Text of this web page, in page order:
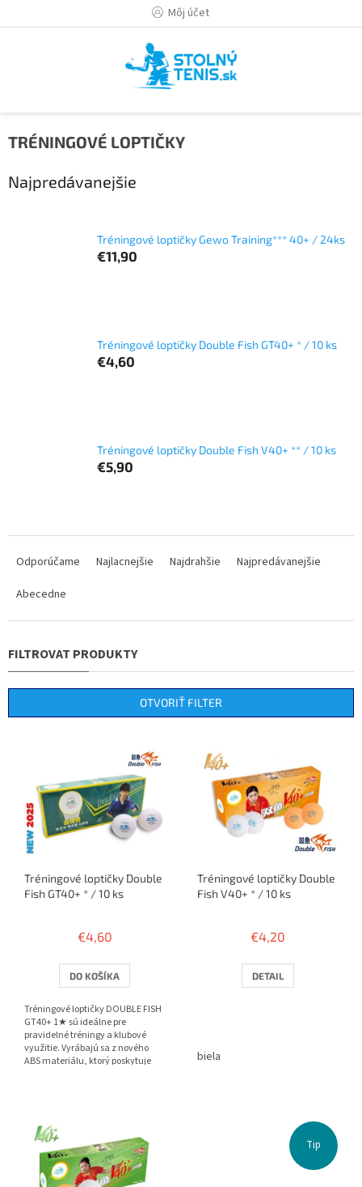
Môj účet
TRÉNINGOVÉ LOPTIČKY
Najpredávanejšie
Tréningové loptičky Gewo Training*** 40+ / 24ks
€11,90
Tréningové loptičky Double Fish GT40+ * / 10 ks
€4,60
Tréningové loptičky Double Fish V40+ ** / 10 ks
€5,90
e
p
r
d
Odporúčame Najlacnejšie Najdrahšie
Najpredávanejšie
Abecedne
OTVORIŤ FILTER
Tréningové loptičky Double
Fish GT40+ * / 10 ks
€4,60
DO KOŠÍKA
Tréningové loptičky DOUBLE FISH
GT40+ 1★ sú ideálne pre
pravidelné tréningy a klubové
využitie. Vyrábajú sa z nového
ABS materiálu, ktorý poskytuje
Tréningové loptičky Double
Fish V40+ * / 10 ks
€4,20
DETAIL
biela
Tip